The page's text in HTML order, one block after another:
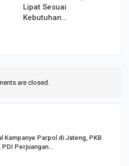
Lipat Sesuai
Kebutuhan…
are closed.
Kampanye Parpol di Jateng, PKB
PDI Perjuangan…